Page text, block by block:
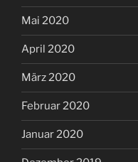
Mai 2020
April 2020
März 2020
Februar 2020
Januar 2020